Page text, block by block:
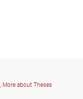
, More about Theses